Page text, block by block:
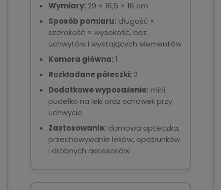
Wymiary: 29 × 16,5 × 16 cm
Sposób pomiaru: długość ×
szerokość × wysokość, bez
uchwytów i wystających elementów
Komora główna:1
Rozkładane półeczki: 2
Dodatkowe wyposażenie: mini
pudełko na leki oraz schowek przy
uchwycie
Zastosowanie: domowa apteczka,
przechowywanie leków, opatrunków
i drobnych akcesoriów